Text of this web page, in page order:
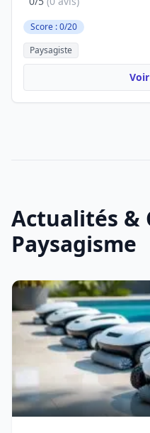
Score : 0/20
Paysagiste
Actualités &
Paysagisme